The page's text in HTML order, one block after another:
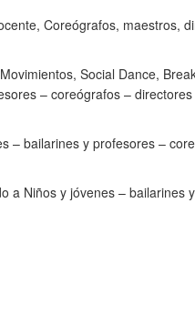
Coreógrafos, maestros,
Social Dance,
– coreógrafos –
– bailarines y profesores –
a Niños y jóvenes – bailarines